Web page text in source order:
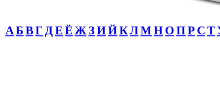
АБВГ ДЕЁ Ж ЗИЙКЛМНОПР СТ